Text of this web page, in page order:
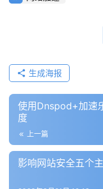
生成海报
使用Dnspod+加速
度
上一篇
影响网站安全五个